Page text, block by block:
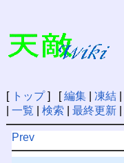
[ トップ] [編集| 凍結|
一覧 検索 最終更新|
Prev